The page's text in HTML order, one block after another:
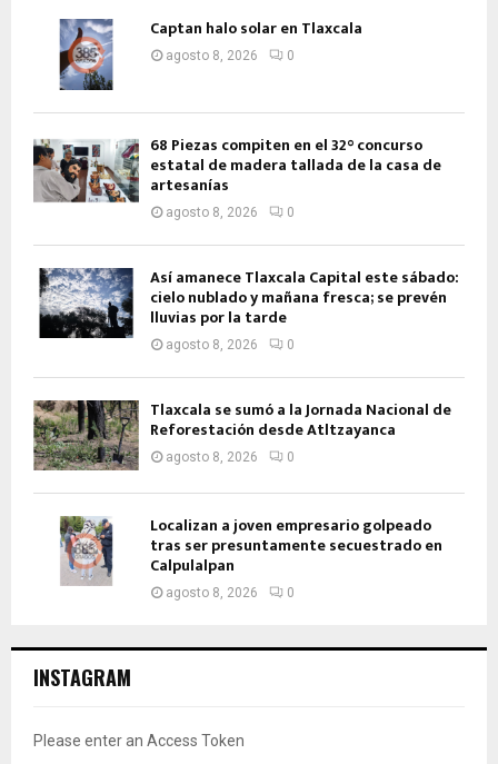
Captan halo solar en Tlaxcala
agosto 8, 2026 0
68 Piezas compiten en el 32° concurso
estatal de madera tallada de la casa de
artesanías
agosto 8, 2026 0
Así amanece Tlaxcala Capital este sábado:
cielo nublado y mañana fresca; se prevén
lluvias por la tarde
agosto 8, 2026 0
Tlaxcala se sumó a la Jornada Nacional de
Reforestación desde Atltzayanca
agosto 8, 2026 0
Localizan a joven empresario golpeado
tras ser presuntamente secuestrado en
Calpulalpan
agosto 8, 2026 0
INSTAGRAM
Please enter an Access Token